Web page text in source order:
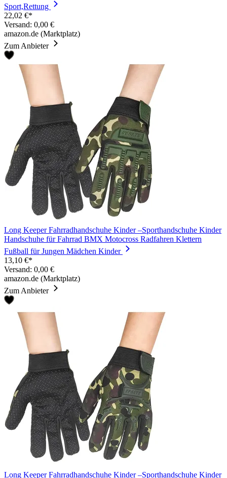
Sport,Rettung
22,02 €*
Versand: 0,00 €
amazon.de (Marktplatz)
Zum Anbieter
Long Keeper Fahrradhandschuhe Kinder –Sporthandschuhe Kinder
Handschuhe für Fahrrad BMX Motocross Radfahren Klettern
Fußball für Jungen Mädchen Kinder
13,10 €*
Versand: 0,00 €
amazon.de (Marktplatz)
Zum Anbieter
Long Keeper Fahrradhandschuhe Kinder –Sporthandschuhe Kinder